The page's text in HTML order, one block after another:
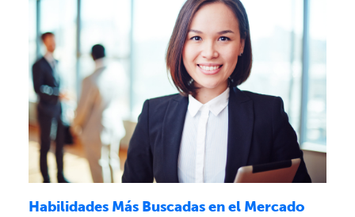
Habilidades Más Buscadas en el Mercado